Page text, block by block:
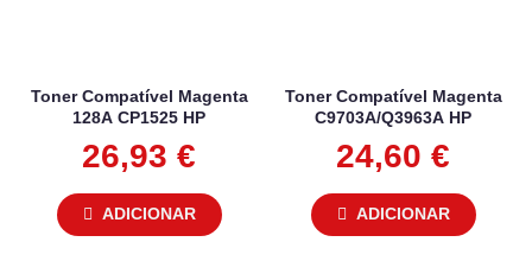
Toner Compatível Magenta
128A CP1525 HP
26,93 €
ADICIONAR
Toner Compatível Magenta
C9703A/Q3963A HP
24,60 €
ADICIONAR